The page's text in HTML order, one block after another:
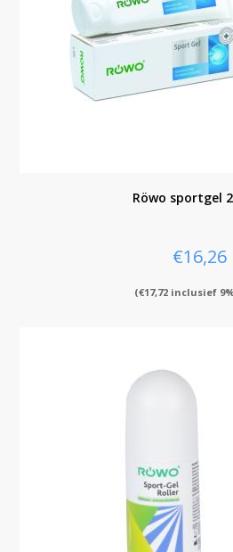
Röwo sportgel
€16,26
(€17,72 inclusief